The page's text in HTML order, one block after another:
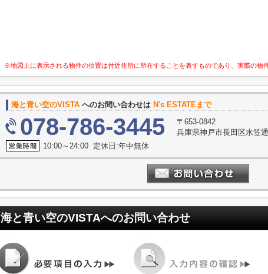
※地図上に表示される物件の位置は付近住所に所在することを表すものであり、実際の物
海と青い空のVISTA へのお問い合わせは N's ESTATEまで
078-786-3445
〒653-0842
兵庫県神戸市長田区水笠
10:00～24:00 定休日:年中無休
海と青い空のVISTAへのお問い合わせ